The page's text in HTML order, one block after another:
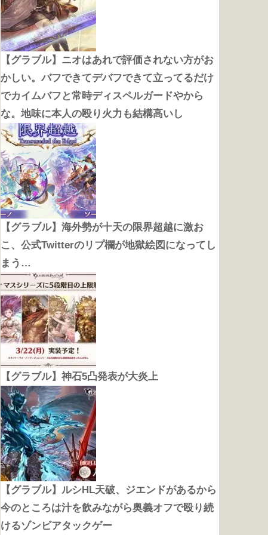
【グラブル】ニオはあれで評価されない方がお
かしい。バフできてデバフできて立ってるだけ
でカイムバフと常時ディスペルガードやから
な。地味に本人の殴り火力も結構高いし
【グラブル】海外勢が十天の限界超越に激お
こ、公式Twitterのリプ欄が地獄絵図になってし
まう…
【グラブル】神石5凸発表が大炎上
【グラブル】ルシHL天破、ジエンドがあるから
今のところは汁を飲みながら奥義オフで殴り続
けるゾンビアタックゲー